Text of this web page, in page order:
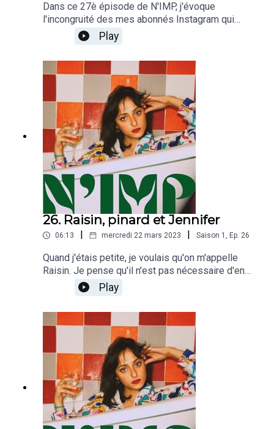
Dans ce 27è épisode de N'IMP, j'évoque
l'incongruité des mes abonnés Instagram qui
veulent mon corps, mon argent et m'obliger à
cuisiner des oignons blancs !
Play
26. Raisin, pinard et Jennifer
06:13 mercredi 22 mars 2023 Saison 1 , Ep. 26
Quand j'étais petite, je voulais qu'on m'appelle
Raisin. Je pense qu'il n'est pas nécessaire d'en
dire plus. Contentez-vous de cliquer sur ce 26è
épisode de N'IMP, et constatez comme j'ai
longtemps été le couteau le moins affuté du tiroir,
chers et fidèles auditeurs.
Play